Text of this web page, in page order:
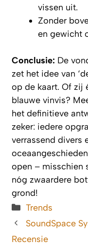
vissen uit.
Zonder
en gewicht
Conclusie: De
zet het idee van
op de kaart. Of zij
blauwe vinvis?
het definitieve
zeker: iedere
verrassend divers
open – misschien
nóg zwaardere
grond!
Categorieën
Trends
SoundSpace
Recensie